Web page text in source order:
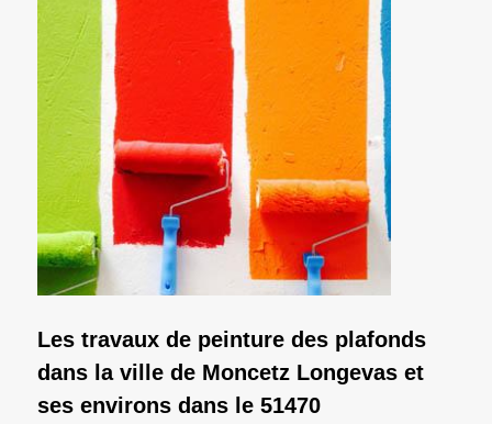
Les travaux de peinture des plafonds
dans la ville de Moncetz Longevas et
ses environs dans le 51470